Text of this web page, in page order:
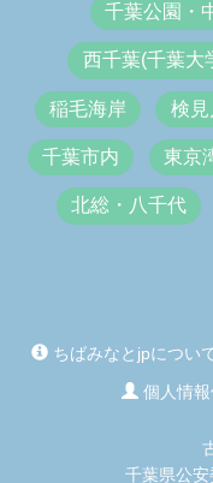
千葉公園・
西千葉(千葉大
稲毛海岸 検
千葉市内 東京
北総・八千代
ちばみなとjpについ
個人情
千葉県公